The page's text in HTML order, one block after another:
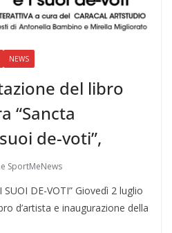
NEWS
del libro
“Sancta
de-voti”,
SportMeNews
SUOI DE-VOTI” Giovedì 2 luglio
d’artista e inaugurazione della